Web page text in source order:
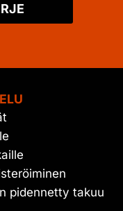
pidennetty takuu